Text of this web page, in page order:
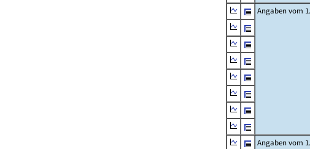
Angaben vom
Angaben vom